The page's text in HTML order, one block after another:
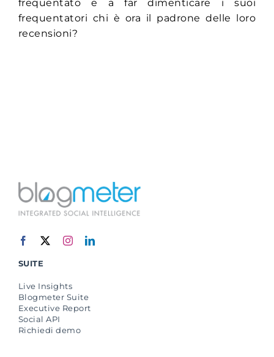
frequentato e a far dimenticare i suoi
frequentatori chi è ora il padrone delle loro
recensioni?
SUITE
Live Insights
Blogmeter Suite
Executive Report
Social API
Richiedi demo